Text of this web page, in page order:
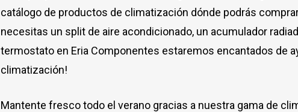
catálogo de productos de climatización dónde podrás
necesitas un split de aire acondicionado, un acumulador
termostato en Eria Componentes estaremos encantados de
climatización!
Mantente fresco todo el verano gracias a nuestra gama de